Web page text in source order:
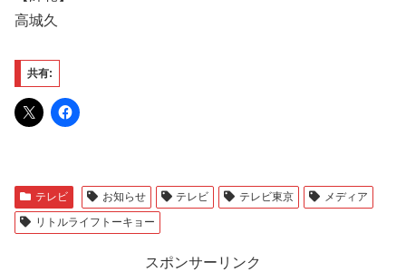
高城久
共有:
テレビ お知らせ テレビ テレビ東京
メディア
リトルライフトーキョー
スポンサーリンク